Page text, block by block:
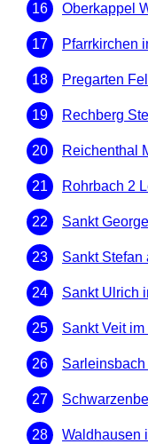
Oberkappel
Pfarrkirchen
Pregarten
Rechberg
Reichenthal
Rohrbach 2
Sankt
Sankt Stefan
Sankt Ulrich
Sankt Veit
Waldhausen